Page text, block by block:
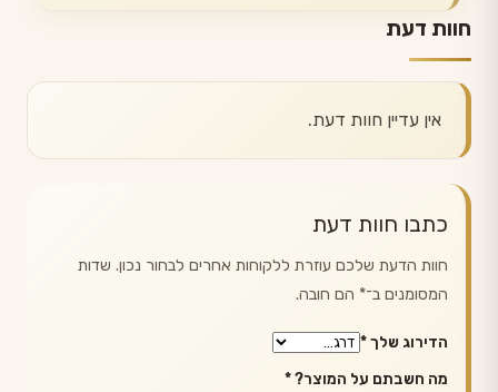
חוות דעת
אין עדיין חוות דעת.
כתבו חוות דעת
חוות הדעת שלכם עוזרת ללקוחות אחרים לבחור נכון. שדות
המסומנים ב־* הם חובה.
הדירוג שלך*
מה חשבתם על המוצר?*